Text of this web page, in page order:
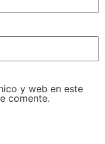
y web en este
comente.